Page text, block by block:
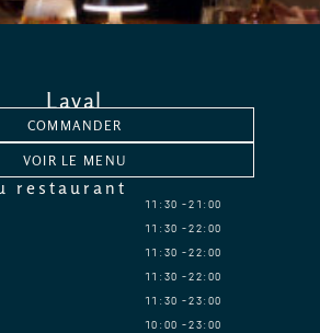
Laval
COMMANDER
VOIR LE MENU
restaurant
11:30
21:00
11:30
22:00
11:30
22:00
11:30
22:00
11:30
23:00
10:00
23:00